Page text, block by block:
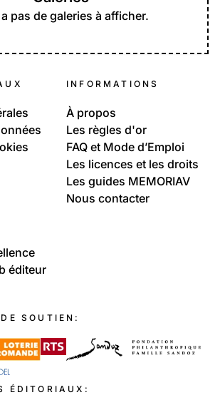
pas de galeries à afficher.
INFORMATIONS
À propos
Les règles d'or
FAQ et Mode d’Emploi
Les licences et les droits
Les guides MEMORIAV
Nous contacter
éditeur
SOUTIEN:
ÉDITORIAUX: